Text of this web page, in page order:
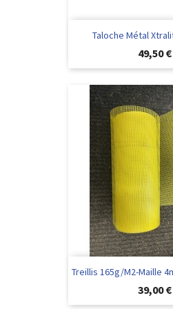
Taloche Métal
Preis
49,50 €
Treillis 165g/m2-Maille
Preis
39,00 €